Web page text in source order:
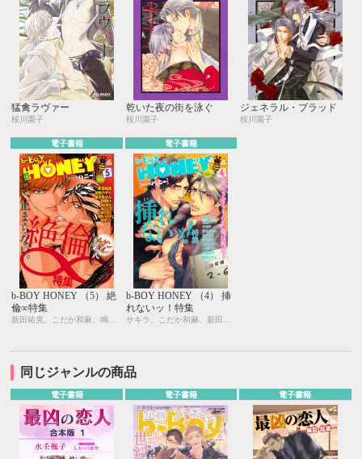
猛禽ラヴァー
桜川園子
乾いた夜の街を泳ぐ
桜川園子
ジェネラル・ブラッド
桜川園子
電子書籍
b-BOY HONEY （5） 絶
倫∞特集
電子書籍
b-BOY HONEY （4） 挿
れないッ！特集
同じジャンルの商品
電子書籍 電子書籍 電子書籍